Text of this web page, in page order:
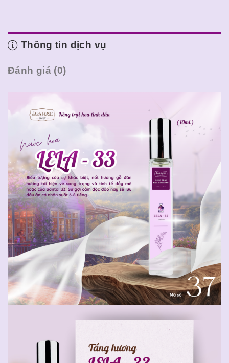
Thông tin dịch vụ
Đánh giá (0)